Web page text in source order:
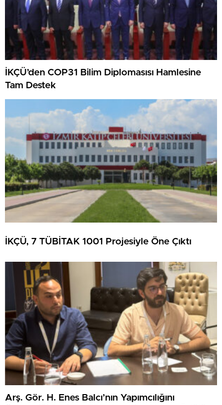
İKÇÜ’den COP31 Bilim Diplomasısı Hamlesine
Tam Destek
İKÇÜ, 7 TÜBİTAK 1001 Projesiyle Öne Çıktı
Arş. Gör. H. Enes Balcı’nın Yapımcılığını